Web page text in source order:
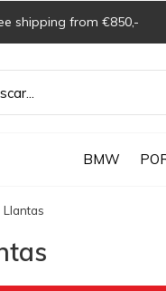
BMW
shipping from €850,-
Llantas